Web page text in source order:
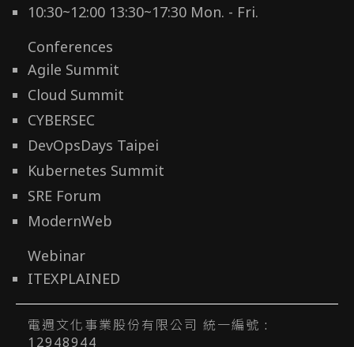
10:30~12:00 13:30~17:30 Mon. - Fri.
Conferences
Agile Summit
Cloud Summit
CYBERSEC
DevOpsDays Taipei
Kubernetes Summit
SRE Forum
ModernWeb
Webinar
ITEXPLAINED
電週文化事業股份有限公司 統一編號 :
12948944